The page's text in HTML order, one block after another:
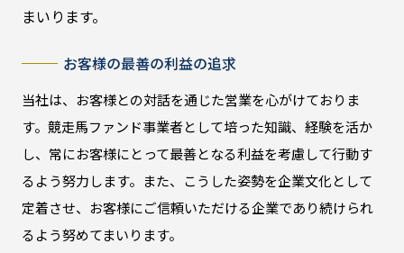
まいります。
お客様の最善の利益の追求
当社は、お客様との対話を通じた営業を心がけておりま
す。競走馬ファンド事業者として培った知識、経験を活か
し、常にお客様にとって最善となる利益を考慮して行動す
るよう努力します。また、こうした姿勢を企業文化として
定着させ、お客様にご信頼いただける企業であり続けられ
るよう努めてまいります。